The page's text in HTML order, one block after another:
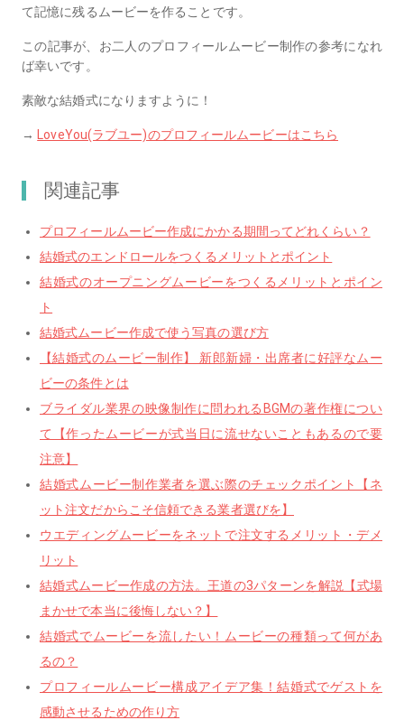
て記憶に残るムービーを作ることです。
この記事が、お二人のプロフィールムービー制作の参考になれ
ば幸いです。
素敵な結婚式になりますように！
→ LoveYou(ラブユー)のプロフィールムービーはこちら
関連記事
プロフィールムービー作成にかかる期間ってどれくらい？
結婚式のエンドロールをつくるメリットとポイント
結婚式のオープニングムービーをつくるメリットとポイン
ト
結婚式ムービー作成で使う写真の選び方
【結婚式のムービー制作】 新郎新婦・出席者に好評なムー
ビーの条件とは
ブライダル業界の映像制作に問われるBGMの著作権につい
て【作ったムービーが式当日に流せないこともあるので要
注意】
結婚式ムービー制作業者を選ぶ際のチェックポイント【ネ
ット注文だからこそ信頼できる業者選びを】
ウエディングムービーをネットで注文するメリット・デメ
リット
結婚式ムービー作成の方法。王道の3パターンを解説【式場
まかせで本当に後悔しない？】
結婚式でムービーを流したい！ムービーの種類って何があ
るの？
プロフィールムービー構成アイデア集！結婚式でゲストを
感動させるための作り方